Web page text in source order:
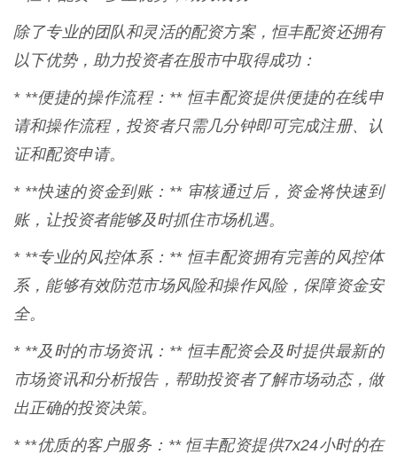
除了专业的团队和灵活的配资方案，恒丰配资还拥有
以下优势，助力投资者在股市中取得成功：
* **便捷的操作流程：** 恒丰配资提供便捷的在线申
请和操作流程，投资者只需几分钟即可完成注册、认
证和配资申请。
* **快速的资金到账：** 审核通过后，资金将快速到
账，让投资者能够及时抓住市场机遇。
* **专业的风控体系：** 恒丰配资拥有完善的风控体
系，能够有效防范市场风险和操作风险，保障资金安
全。
* **及时的市场资讯：** 恒丰配资会及时提供最新的
市场资讯和分析报告，帮助投资者了解市场动态，做
出正确的投资决策。
* **优质的客户服务：** 恒丰配资提供7x24小时的在